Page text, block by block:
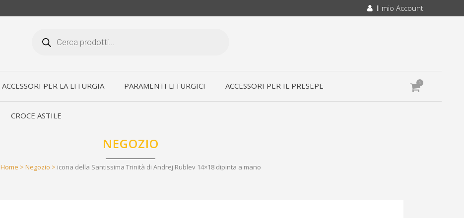
Il mio Account
search
ACCESSORI PER LA LITURGIA PARAMENTI LITURGICI ACCESSORI PER IL PRESEPE
CROCE ASTILE
1
NEGOZIO
Home > Negozio > icona della Santissima Trinità di Andrej Rublev 14×18 dipinta a mano